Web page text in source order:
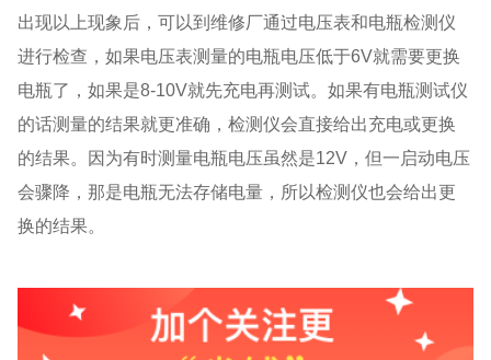
出现以上现象后，可以到维修厂通过电压表和电瓶检测仪
进行检查，如果电压表测量的电瓶电压低于6V就需要更换
电瓶了，如果是8-10V就先充电再测试。如果有电瓶测试仪
的话测量的结果就更准确，检测仪会直接给出充电或更换
的结果。因为有时测量电瓶电压虽然是12V，但一启动电压
会骤降，那是电瓶无法存储电量，所以检测仪也会给出更
换的结果。